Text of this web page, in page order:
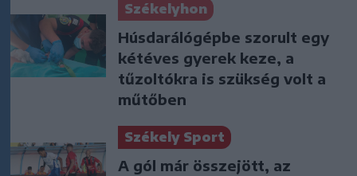
Székelyhon
Húsdarálógépbe szorult egy
kétéves gyerek keze, a
tűzoltókra is szükség volt a
műtőben
Székely Sport
A gól már összejött, az